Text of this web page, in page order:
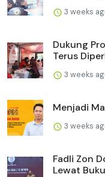
3 weeks
Dukung
Terus
3 weeks
Menjadi
3 weeks
Fadli Zon
Lewat